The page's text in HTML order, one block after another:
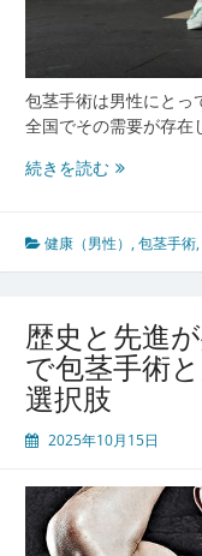
き
る
ま
今
包茎手術は男性にとっ
全国でその需要が存在
続きを読む水
城
で
し
て
相
談
で
る
健康（男性） ,包茎手術,
歴史と先進
で包茎手術
選択肢
2025年10月15日